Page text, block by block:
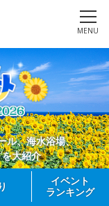
MENU
ル、海水浴場、
大紹介
イベント
ランキング